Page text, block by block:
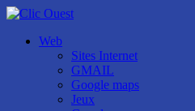
Web
Sites Internet
GMAIL
Google maps
Jeux